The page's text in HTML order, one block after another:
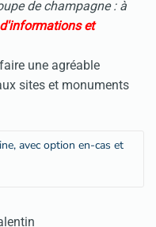
de champagne : à
et
une agréable
sites et monuments
avec option en-cas et